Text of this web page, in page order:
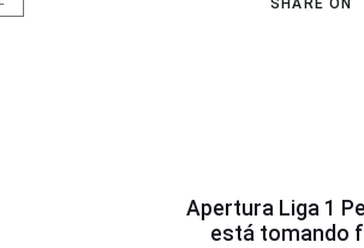
SHARE ON
Article
Apertura Liga 1
está tomando